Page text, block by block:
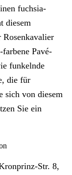
fuchsia-
diesem
Pavé-
funkelnde
die für
sich von diesem
Sie ein
Str. 8,